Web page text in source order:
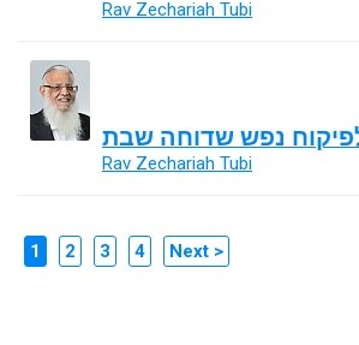
Rav Zechariah Tubi
נפש שדוחה שבת
Rav Zechariah Tubi
1 2 3 4 Next >